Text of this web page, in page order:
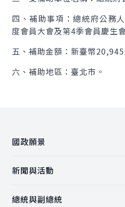
四、補助事項：總統府公務
度會員大會及第4季會員慶生
五、補助金額：新臺幣20,945
六、補助地區：臺北市。
國政願景
新聞與活動
總統與副總統